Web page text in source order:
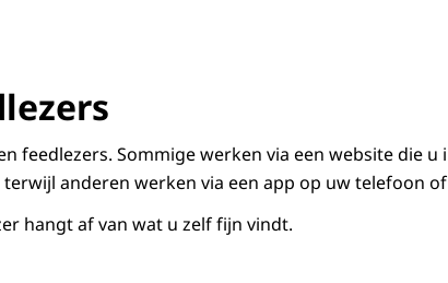
feedlezers. Sommige werken via een website die u
anderen werken via een app op uw telefoon
hangt af van wat u zelf fijn vindt.